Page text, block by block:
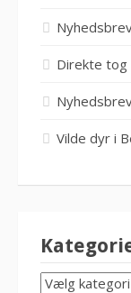
Direkte tog
Vilde dyr i
KATEGORIER